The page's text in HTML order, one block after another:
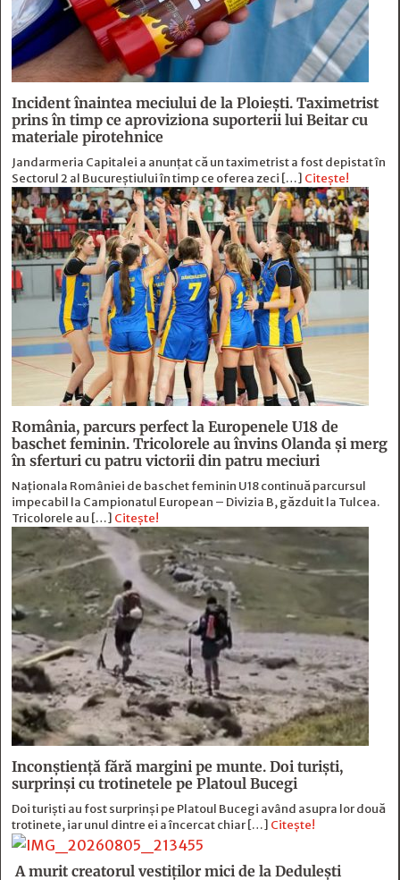
Incident înaintea meciului de la Ploiești. Taximetrist
prins în timp ce aproviziona suporterii lui Beitar cu
materiale pirotehnice
Jandarmeria Capitalei a anunțat că un taximetrist a fost depistat în
Sectorul 2 al Bucureștiului în timp ce oferea zeci […] Citește!
România, parcurs perfect la Europenele U18 de
baschet feminin. Tricolorele au învins Olanda și merg
în sferturi cu patru victorii din patru meciuri
Naționala României de baschet feminin U18 continuă parcursul
impecabil la Campionatul European – Divizia B, găzduit la Tulcea.
Tricolorele au […] Citește!
Inconștiență fără margini pe munte. Doi turiști,
surprinși cu trotinetele pe Platoul Bucegi
Doi turiști au fost surprinși pe Platoul Bucegi având asupra lor două
trotinete, iar unul dintre ei a încercat chiar […] Citește!
A murit creatorul vestiților mici de la Dedulești